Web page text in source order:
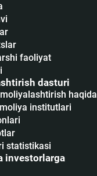
faoliyat
dasturi
haqida
institutlari
statistikasi
investorlarga